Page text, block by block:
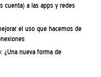
cuenta) a las apps y redes
el uso que hacemos de
¿Una nueva forma de